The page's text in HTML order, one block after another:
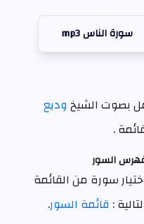
سورة الناس mp3
بصوت الشيخ وديع
.
السور
سورة من القائمة
: قائمة السور.